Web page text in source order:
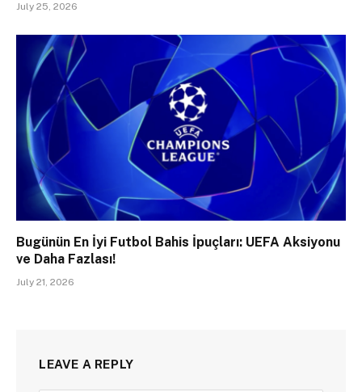
July 25, 2026
Bugünün En İyi Futbol Bahis İpuçları: UEFA Aksiyonu
ve Daha Fazlası!
July 21, 2026
LEAVE A REPLY